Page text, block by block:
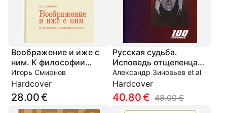
Воображение и иже с
ним. К философии
имагинативного
Игорь Смирнов
Hardcover
28.00 €
Русская судьба.
Исповедь отщепенца
(Я есть государство)
Александр Зиновьев et al
Hardcover
40.80 € 48.00 €